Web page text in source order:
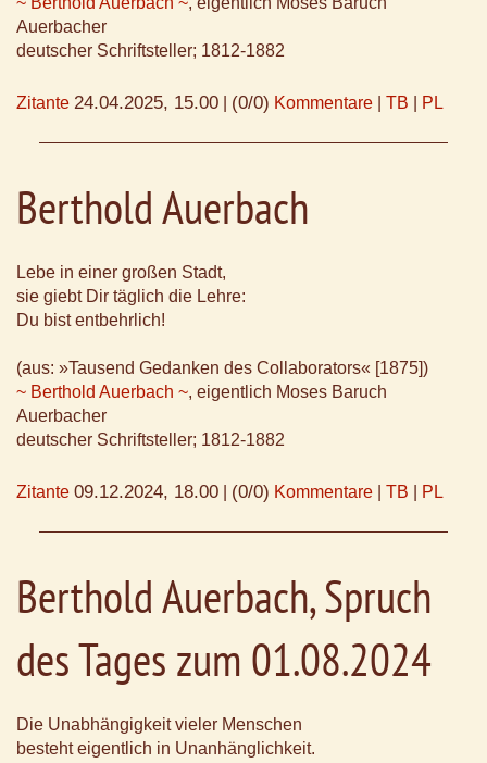
Auerbacher
deutscher Schriftsteller; 1812-1882
Zitante 24.04.2025, 15.00 (0/0) Kommentare TB PL
Berthold Auerbach
Lebe in einer großen Stadt,
sie giebt Dir täglich die Lehre:
Du bist entbehrlich!
(aus: »Tausend Gedanken des Collaborators« [1875])
~ Berthold Auerbach ~, eigentlich Moses Baruch
Auerbacher
deutscher Schriftsteller; 1812-1882
Zitante 09.12.2024, 18.00 (0/0) Kommentare TB PL
Berthold Auerbach, Spruch
des Tages zum 01.08.2024
Die Unabhängigkeit vieler Menschen
besteht eigentlich in Unanhänglichkeit.